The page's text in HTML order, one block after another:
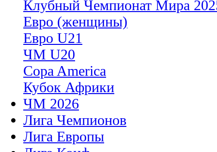
Клубный Чемпионат Мира
Евро (женщины)
Евро U21
ЧМ U20
Copa America
Кубок Африки
ЧМ 2026
Лига Чемпионов
Лига Европы